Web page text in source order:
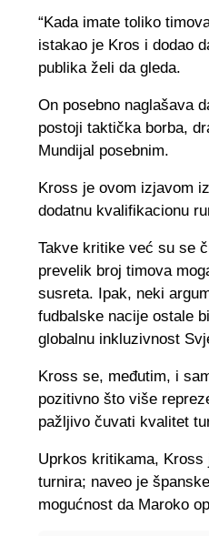
“Kada imate toliko
istakao je Kros i dodao
publika želi da gleda.
On posebno naglašava
postoji taktička borba,
Mundijal posebnim.
Kross je ovom izjavom
dodatnu kvalifikacionu
Takve kritike već su se
prevelik broj timova
susreta. Ipak, neki
fudbalske nacije ostale
globalnu inkluzivnost
Kross se, međutim, i
pozitivno što više
pažljivo čuvati kvalitet
Uprkos kritikama,
turnira; naveo je
mogućnost da Maroko